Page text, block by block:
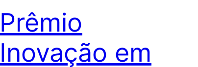
Prêmio
Inovação em